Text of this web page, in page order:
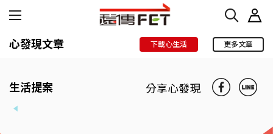
心發現文章 下載心生活 更多文章
生活提案 分享心發現